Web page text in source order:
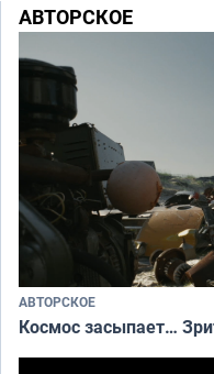
АВТОРСКОЕ
АВТОРСКОЕ
Космос засыпает…